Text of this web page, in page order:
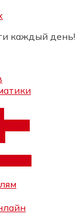
каждый день!